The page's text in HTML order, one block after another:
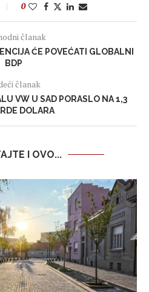
0
članak
ĆE POVEĆATI GLOBALNI
BDP
članak
VW U SAD PORASLO NA 1,3
DOLARA
I OVO...